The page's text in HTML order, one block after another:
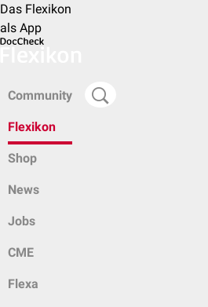
Das Flexikon
als App
Community
Flexikon
Shop
News
Jobs
CME
Flexa